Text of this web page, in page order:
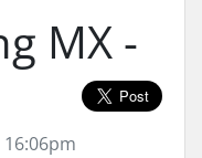
MX -
16:06pm